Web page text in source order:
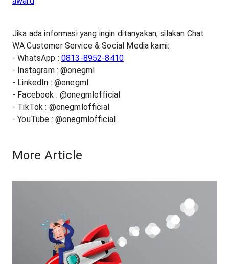
Jika ada informasi yang ingin ditanyakan, silakan Chat
WA Customer Service & Social Media kami:
- WhatsApp : 0813-8952-8410
- Instagram : @onegml
- LinkedIn : @onegml
- Facebook : @onegmlofficial
- TikTok : @onegmlofficial
- YouTube : @onegmlofficial
More Article